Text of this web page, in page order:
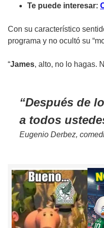
Te puede interesar:
Con su característico
programa y no ocultó su
“James, alto, no lo hagas.
Después de
a todos
Eugenio Derbez,